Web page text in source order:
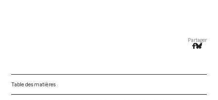
Partager
Table des matières